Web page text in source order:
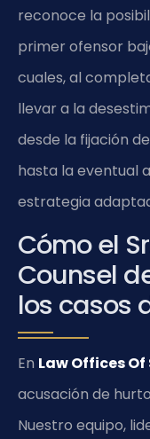
reconoce la
primer ofensor
cuales, al
llevar a la
desde la fijación
hasta la eventual
estrategia
Cómo el
Counsel
los casos
En Law Offices Of
acusación de
Nuestro equipo,